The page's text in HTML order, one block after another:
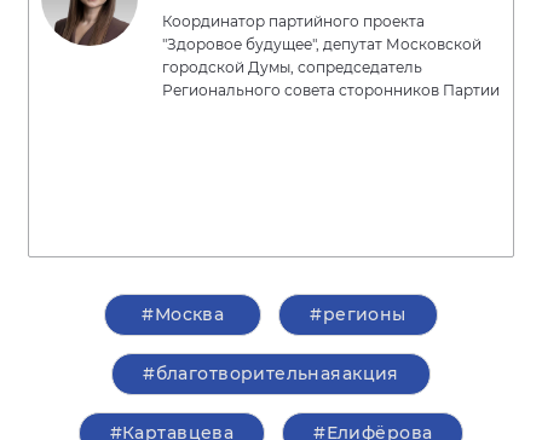
Координатор партийного проекта
"Здоровое будущее", депутат Московской
городской Думы, сопредседатель
Регионального совета сторонников Партии
#Москва #регионы
#благотворительнаяакция
#Картавцева #Елифёрова